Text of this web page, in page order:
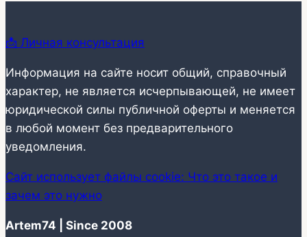
📩 Личная консультация
Информация на сайте носит общий, справочный
характер, не является исчерпывающей, не имеет
юридической силы публичной оферты и меняется
в любой момент без предварительного
уведомления.
Сайт использует файлы cookie: Что это такое и
зачем это нужно
Artem74 | Since 2008